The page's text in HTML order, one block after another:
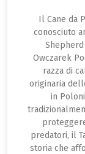
Il Cane da
conosciuto
Owczarek
razza di
originaria
in
predatori, il
storia che